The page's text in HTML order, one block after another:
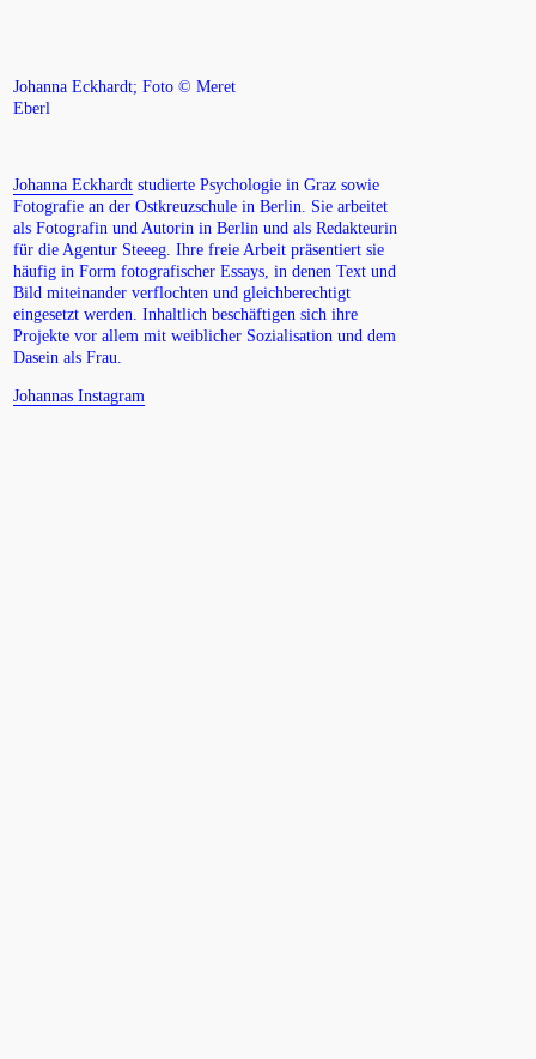
Johanna Eckhardt; Foto © Meret
Eberl
Johanna Eckhardtstudierte Psychologie in Graz sowie
Fotografie an der Ostkreuzschule in Berlin. Sie arbeitet
als Fotografin und Autorin in Berlin und als Redakteurin
für die Agentur Steeeg. Ihre freie Arbeit präsentiert sie
häufig in Form fotografischer Essays, in denen Text und
Bild miteinander verflochten und gleichberechtigt
eingesetzt werden. Inhaltlich beschäftigen sich ihre
Projekte vor allem mit weiblicher Sozialisation und dem
Dasein als Frau.
Johannas Instagram